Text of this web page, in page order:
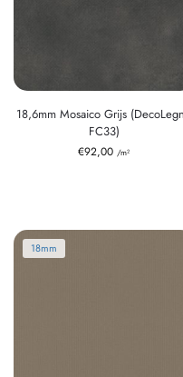
18,6mm Mosaico Grijs
FC33)
€92,00 /m²
18mm